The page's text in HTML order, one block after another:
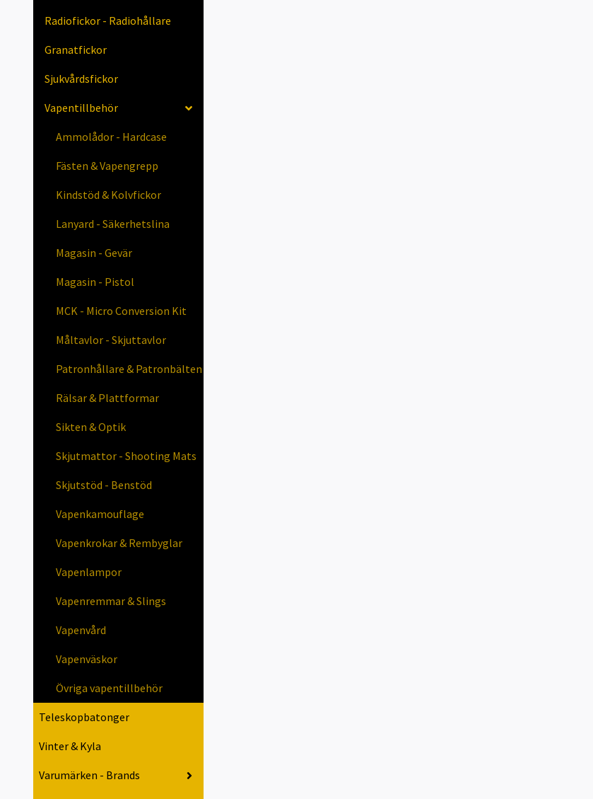
Radiofickor - Radiohållare
Granatfickor
Sjukvårdsfickor
Vapentillbehör
Ammolådor - Hardcase
Fästen & Vapengrepp
Kindstöd & Kolvfickor
Lanyard - Säkerhetslina
Magasin - Gevär
Magasin - Pistol
MCK - Micro Conversion Kit
Måltavlor - Skjuttavlor
Patronhållare & Patronbälten
Rälsar & Plattformar
Sikten & Optik
Skjutmattor - Shooting Mats
Skjutstöd - Benstöd
Vapenkamouflage
Vapenkrokar & Rembyglar
Vapenlampor
Vapenremmar & Slings
Vapenvård
Vapenväskor
Övriga vapentillbehör
Teleskopbatonger
Vinter & Kyla
Varumärken - Brands